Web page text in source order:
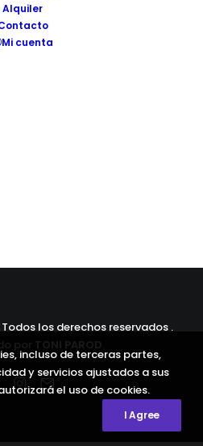
Alquiler
Mi cuenta
Todos los derechos reservados .
incluso de terceras partes,
y servicios ajustados a sus
el uso de cookies.
I Agree